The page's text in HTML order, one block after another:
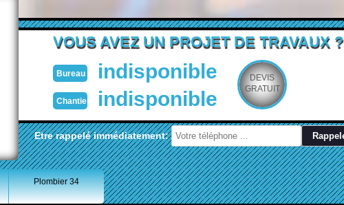
VOUS AVEZ UN PROJET DE TRAVAUX ?
Bureau indisponible
Chantier indisponible
DEVIS
GRATUIT
Etre rappelé immédiatement:
Plombier 34